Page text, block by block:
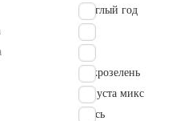
круглый год
микрозелень
Капуста микс
смесь